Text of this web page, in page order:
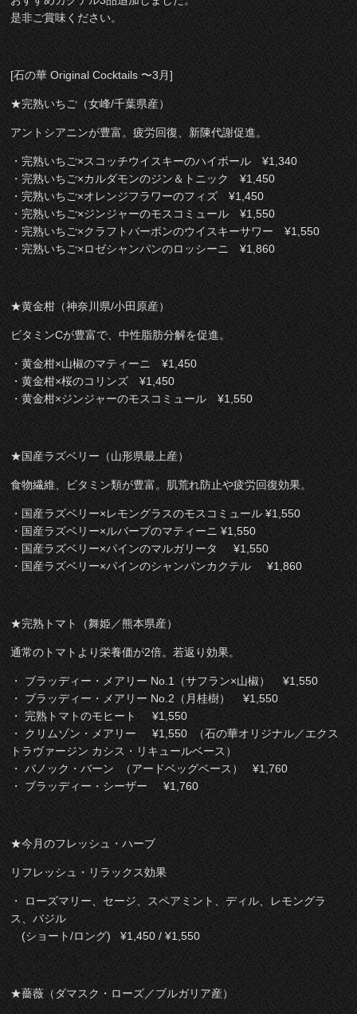
是非ご賞味ください。
[石の華 Original Cocktails 〜3月]
★完熟いちご（女峰/千葉県産）
アントシアニンが豊富。疲労回復、新陳代謝促進。
・完熟いちご×スコッチウイスキーのハイボール ¥1,340
・完熟いちご×カルダモンのジン＆トニック ¥1,450
・完熟いちご×オレンジフラワーのフィズ ¥1,450
・完熟いちご×ジンジャーのモスコミュール ¥1,550
・完熟いちご×クラフトバーボンのウイスキーサワー ¥1,550
・完熟いちご×ロゼシャンパンのロッシーニ ¥1,860
★黄金柑（神奈川県/小田原産）
ビタミンCが豊富で、中性脂肪分解を促進。
・黄金柑×山椒のマティーニ ¥1,450
・黄金柑×桜のコリンズ ¥1,450
・黄金柑×ジンジャーのモスコミュール ¥1,550
★国産ラズベリー（山形県最上産）
食物繊維、ビタミン類が豊富。肌荒れ防止や疲労回復効果。
・国産ラズベリー×レモングラスのモスコミュール ¥1,550
・国産ラズベリー×ルバーブのマティーニ ¥1,550
・国産ラズベリー×パインのマルガリータ ¥1,550
・国産ラズベリー×パインのシャンパンカクテル ¥1,860
★完熟トマト（舞姫／熊本県産）
通常のトマトより栄養価が2倍。若返り効果。
・ ブラッディー・メアリー No.1（サフラン×山椒） ¥1,550
・ ブラッディー・メアリー No.2（月桂樹） ¥1,550
・ 完熟トマトのモヒート ¥1,550
・ クリムゾン・メアリー ¥1,550 （石の華オリジナル／エクス
トラヴァージン カシス・リキュールベース）
・ バノック・バーン （アードベッグベース） ¥1,760
・ ブラッディー・シーザー ¥1,760
★今月のフレッシュ・ハーブ
リフレッシュ・リラックス効果
・ ローズマリー、セージ、スペアミント、ディル、レモングラ
ス、バジル
(ショート/ロング) ¥1,450 / ¥1,550
★薔薇（ダマスク・ローズ／ブルガリア産）